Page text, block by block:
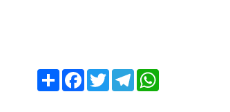
Share Facebook
TwitterTelegram